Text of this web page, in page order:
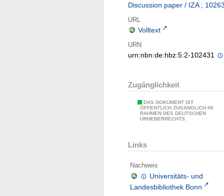
Discussion paper / IZA ;
URL
Volltext
URN
urn:nbn:de:hbz:5:2-102431
Zugänglichkeit
DAS DOKUMENT IST
ÖFFENTLICH ZUGÄNGLICH IM
RAHMEN DES DEUTSCHEN
URHEBERRECHTS.
Links
Nachweis
Universitäts- und
Landesbibliothek Bonn